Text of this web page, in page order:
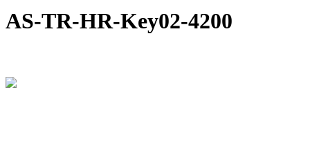
AS-TR-HR-Key02-4200